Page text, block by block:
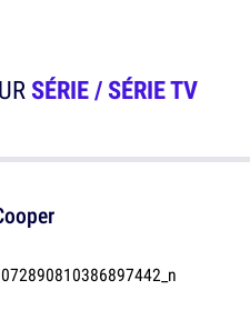
SÉRIE / SÉRIE TV